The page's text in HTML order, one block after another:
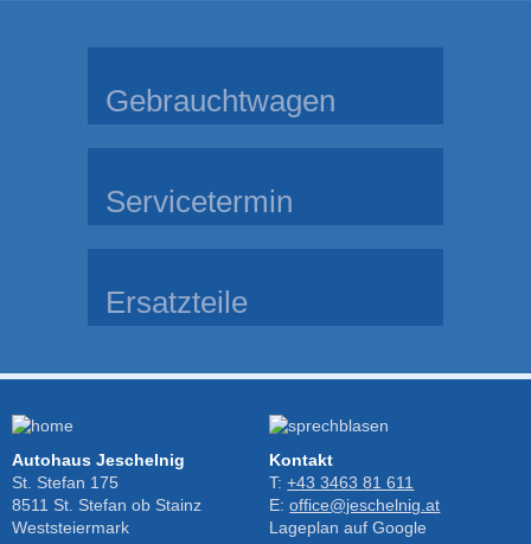
Gebrauchtwagen
Servicetermin
Ersatzteile
Autohaus Jeschelnig
St. Stefan 175
8511 St. Stefan ob Stainz
Weststeiermark
Kontakt
T:+43 3463 81 611
E:office@jeschelnig.at
Lageplan auf Google